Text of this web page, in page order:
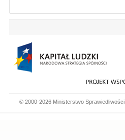
© 2000-2026 Ministerstwo Sprawiedliwości